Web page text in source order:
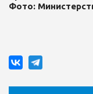
Фото: